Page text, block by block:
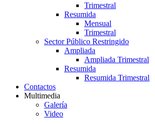
Trimestral
Resumida
Mensual
Trimestral
Sector Público Restringido
Ampliada
Ampliada Trimestral
Resumida
Resumida Trimestral
Contactos
Multimedia
Galería
Video